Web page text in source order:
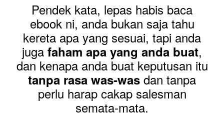
Pendek kata, lepas habis baca
ebook ni, anda bukan saja tahu
kereta apa yang sesuai, tapi anda
juga faham apa yang anda buat,
dan kenapa anda buat keputusan itu
tanpa rasa was-was dan tanpa
perlu harap cakap salesman
semata-mata.